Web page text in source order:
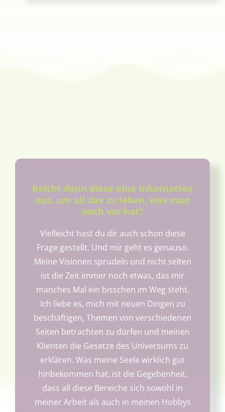
Reicht denn diese eine Inkarnation
aus, um all das zu leben, was man
noch vor hat?
Vielleicht hast du dir auch schon diese
Frage gestellt. Und mir geht es genauso.
Meine Visionen sprudeln und nicht selten
ist die Zeit immer noch etwas, das mir
manches Mal ein bisschen im Weg steht.
Ich liebe es, mich mit neuen Dingen zu
beschäftigen, Themen von verschiedenen
Seiten betrachten zu dürfen und meinen
Klienten die Gesetze des Universums zu
erklären. Was meine Seele wirklich gut
hinbekommen hat, ist die Gegebenheit,
dass all diese Bereiche sich sowohl in
meiner Arbeit als auch in meinen Hobbys